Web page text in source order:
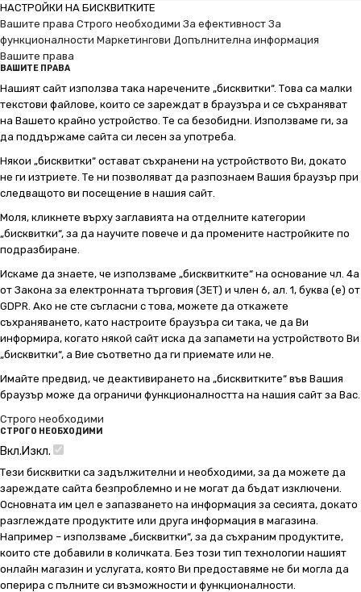
НАСТРОЙКИ НА БИСКВИТКИТЕ
Вашите права Строго необходими За ефективност За
функционалности Маркетингови Допълнителна информация
Вашите права
ВАШИТЕ ПРАВА
Нашият сайт използва така наречените „бисквитки“. Това са малки
текстови файлове, които се зареждат в браузъра и се съхраняват
на Вашето крайно устройство. Те са безобидни. Използваме ги, за
да поддържаме сайта си лесен за употреба.
Някои „бисквитки“ остават съхранени на устройството Ви, докато
не ги изтриете. Те ни позволяват да разпознаем Вашия браузър при
следващото ви посещение в нашия сайт.
Моля, кликнете върху заглавията на отделните категории
„бисквитки“, за да научите повече и да промените настройките по
подразбиране.
Искаме да знаете, че използваме „бисквитките“ на основание чл. 4а
от Закона за електронната търговия (ЗЕТ) и член 6, ал. 1, буква (е) от
GDPR. Ако не сте съгласни с това, можете да откажете
съхраняването, като настроите браузъра си така, че да Ви
информира, когато някой сайт иска да запамети на устройството Ви
„бисквитки“, а Вие съответно да ги приемате или не.
Имайте предвид, че деактивирането на „бисквитките“ във Вашия
браузър може да ограничи функционалността на нашия сайт за Вас.
Строго необходими
СТРОГО НЕОБХОДИМИ
Вкл.Изкл.
Тези бисквитки са задължителни и необходими, за да можете да
зареждате сайта безпроблемно и не могат да бъдат изключени.
Основната им цел е запазването на информация за сесията, докато
разглеждате продуктите или друга информация в магазина.
Например – използваме „бисквитки“, за да съхраним продуктите,
които сте добавили в количката. Без този тип технологии нашият
онлайн магазин и услугата, която Ви предоставяме не би могла да
оперира с пълните си възможности и функционалности.